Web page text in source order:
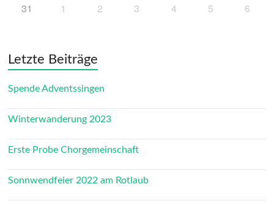
31 1 2 3 4 5 6
Letzte Beiträge
Spende Adventssingen
Winterwanderung 2023
Erste Probe Chorgemeinschaft
Sonnwendfeier 2022 am Rotlaub